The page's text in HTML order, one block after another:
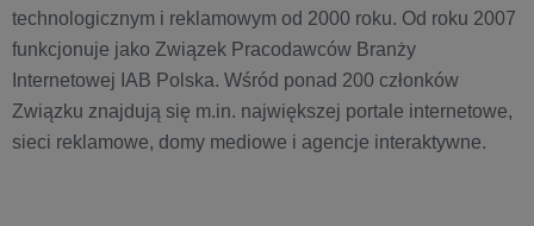
technologicznym i reklamowym od 2000 roku. Od roku 2007
funkcjonuje jako Związek Pracodawców Branży
Internetowej IAB Polska. Wśród ponad 200 członków
Związku znajdują się m.in. największej portale internetowe,
sieci reklamowe, domy mediowe i agencje interaktywne.